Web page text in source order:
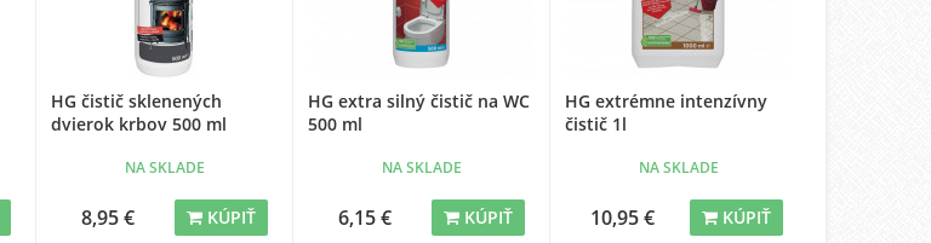
HG čistič sklenených
dvierok krbov 500 ml
NA SKLADE
8,95 € KÚPIŤ
HG extra silný čistič na WC
500 ml
NA SKLADE
6,15 € KÚPIŤ
HG extrémne intenzívny
čistič 1l
NA SKLADE
10,95 € KÚPIŤ